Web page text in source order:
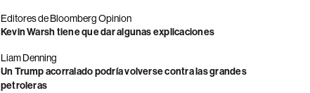
Editores de Bloomberg Opinion
Kevin Warsh tiene que dar algunas explicaciones
Liam Denning
Un Trump acorralado podría volverse contra las grandes
petroleras